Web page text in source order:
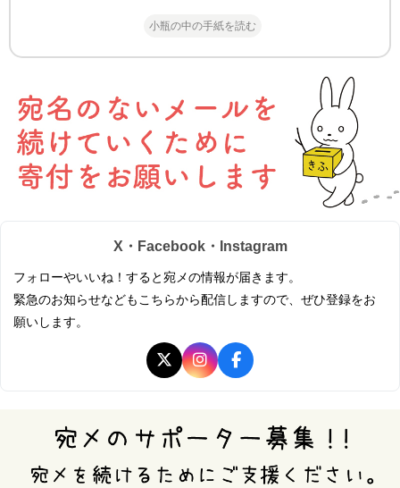
小瓶の中の手紙を読む
X・Facebook・Instagram
フォローやいいね！すると宛メの情報が届きます。
緊急のお知らせなどもこちらから配信しますので、ぜひ登録をお
願いします。